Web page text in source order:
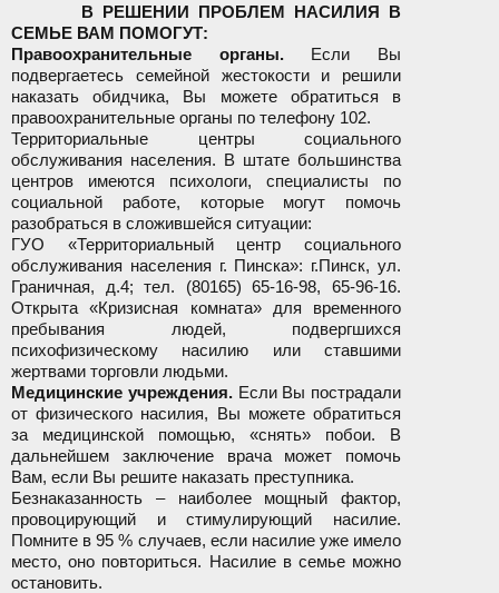
В РЕШЕНИИ ПРОБЛЕМ НАСИЛИЯ В
СЕМЬЕ ВАМ ПОМОГУТ:
Правоохранительные органы.Если Вы
подвергаетесь семейной жестокости и решили
наказать обидчика, Вы можете обратиться в
правоохранительные органы по телефону 102.
Территориальные центры социального
обслуживания населения. В штате большинства
центров имеются психологи, специалисты по
социальной работе, которые могут помочь
разобраться в сложившейся ситуации:
ГУО «Территориальный центр социального
обслуживания населения г. Пинска»: г.Пинск, ул.
Граничная, д.4; тел. (80165) 65-16-98, 65-96-16.
Открыта «Кризисная комната» для временного
пребывания людей, подвергшихся
психофизическому насилию или ставшими
жертвами торговли людьми.
Медицинские учреждения.Если Вы пострадали
от физического насилия, Вы можете обратиться
за медицинской помощью, «снять» побои. В
дальнейшем заключение врача может помочь
Вам, если Вы решите наказать преступника.
Безнаказанность – наиболее мощный фактор,
провоцирующий и стимулирующий насилие.
Помните в 95 % случаев, если насилие уже имело
место, оно повториться. Насилие в семье можно
остановить.